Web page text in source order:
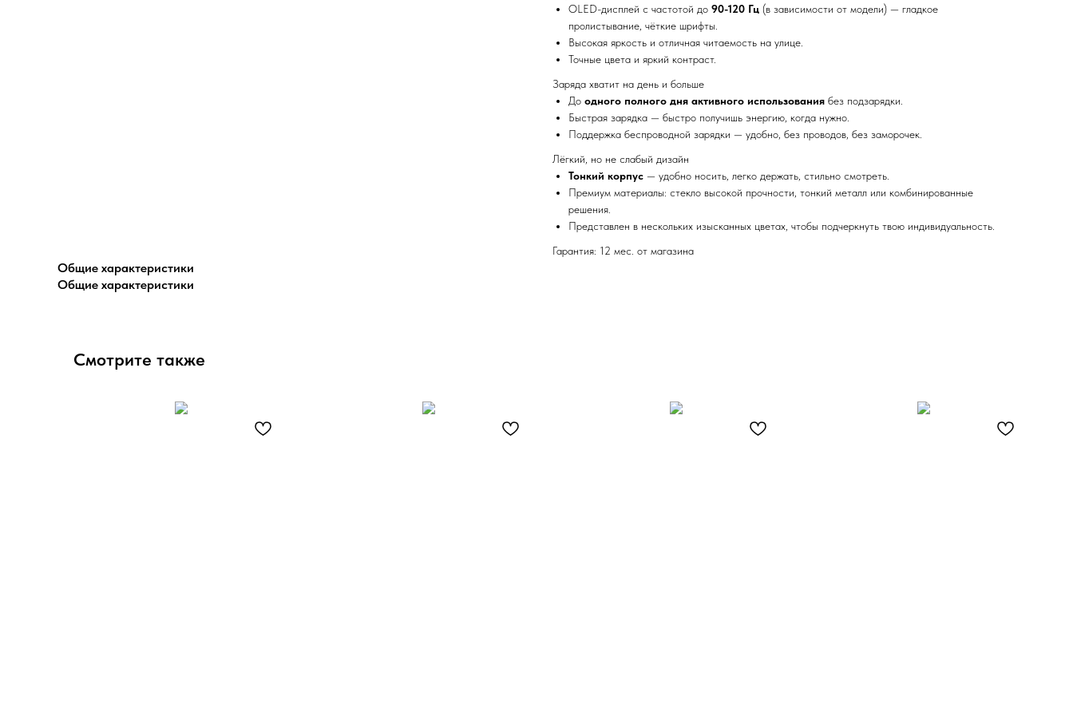
OLED-дисплей с частотой до 90-120 Гц (в зависимости от модели) — гладкое
пролистывание, чёткие шрифты.
Высокая яркость и отличная читаемость на улице.
Точные цвета и яркий контраст.
Заряда хватит на день и больше
До одного полного дня активного использования без подзарядки.
Быстрая зарядка — быстро получишь энергию, когда нужно.
Поддержка беспроводной зарядки — удобно, без проводов, без заморочек.
Лёгкий, но не слабый дизайн
Тонкий корпус — удобно носить, легко держать, стильно смотреть.
Премиум материалы: стекло высокой прочности, тонкий металл или комбинированные
решения.
Представлен в нескольких изысканных цветах, чтобы подчеркнуть твою индивидуальность.
Гарантия: 12 мес. от магазина
Общие характеристики
Общие характеристики
Смотрите также